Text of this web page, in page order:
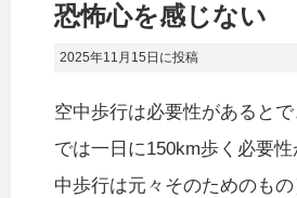
恐怖心を感じない
2025年11月15日 に投稿
空中歩行は必要性があると
では一日に150km歩く必要
中歩行は元々そのためのもの